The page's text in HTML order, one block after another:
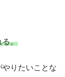
る。
りたいことな